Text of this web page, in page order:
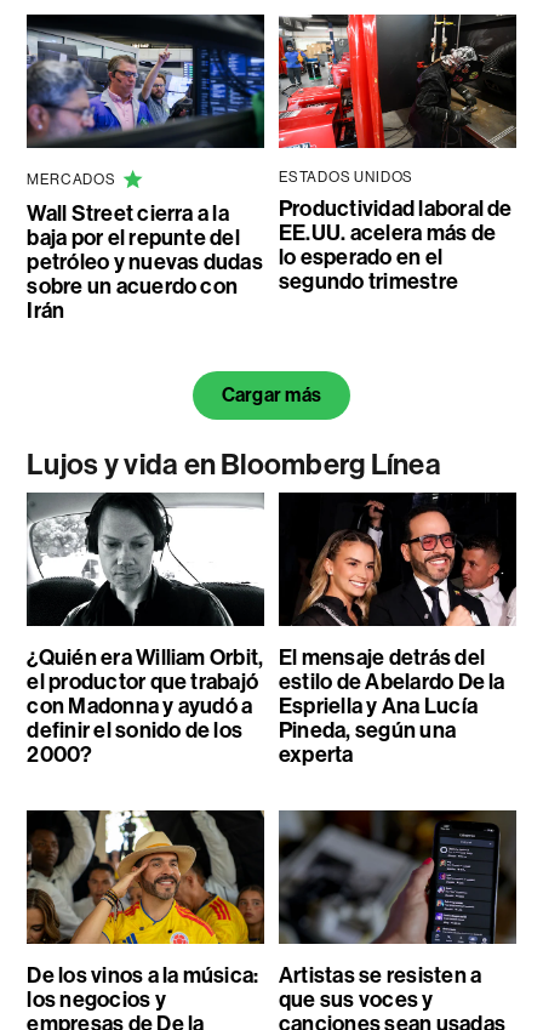
MERCADOS
Wall Street cierra a la
baja por el repunte del
petróleo y nuevas dudas
sobre un acuerdo con
Irán
ESTADOS UNIDOS
Productividad laboral de
EE.UU. acelera más de
lo esperado en el
segundo trimestre
Cargar más
Lujos y vida en Bloomberg Línea
¿Quién era William Orbit,
el productor que trabajó
con Madonna y ayudó a
definir el sonido de los
2000?
El mensaje detrás del
estilo de Abelardo De la
Espriella y Ana Lucía
Pineda, según una
experta
De los vinos a la música:
los negocios y
empresas de De la
Artistas se resisten a
que sus voces y
canciones sean usadas